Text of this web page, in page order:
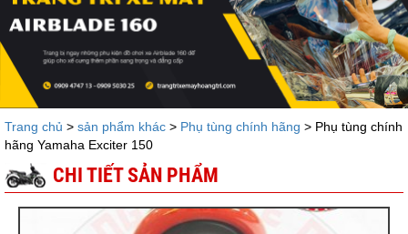
Trang chủ > sản phẩm khác > Phụ tùng chính hãng > Phụ tùng chính
hãng Yamaha Exciter 150
CHI TIẾT SẢN PHẨM